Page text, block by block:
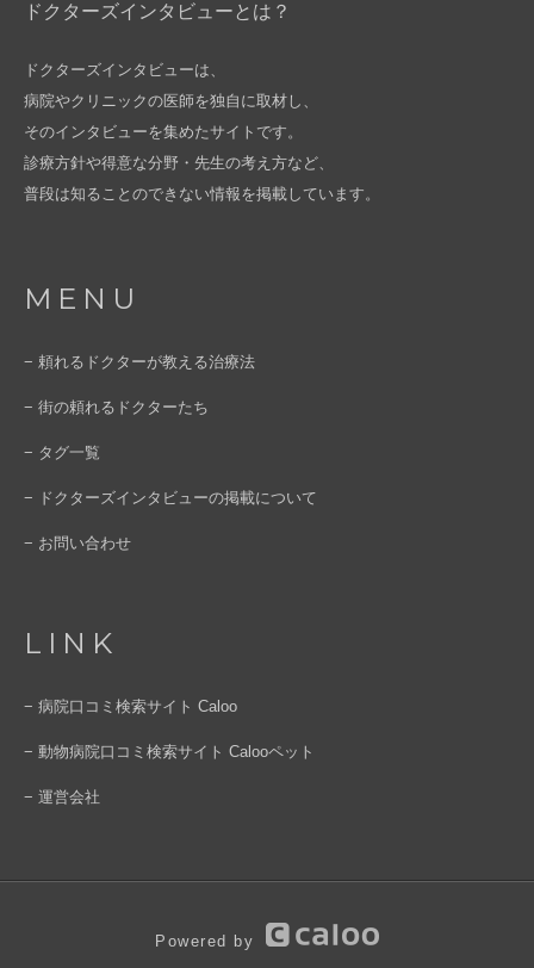
ドクターズインタビューとは？
ドクターズインタビューは、
病院やクリニックの医師を独自に取材し、
そのインタビューを集めたサイトです。
診療方針や得意な分野・先生の考え方など、
普段は知ることのできない情報を掲載しています。
MENU
− 頼れるドクターが教える治療法
− 街の頼れるドクターたち
− タグ一覧
− ドクターズインタビューの掲載について
− お問い合わせ
LINK
− 病院口コミ検索サイト Caloo
− 動物病院口コミ検索サイト Calooペット
− 運営会社
Powered by